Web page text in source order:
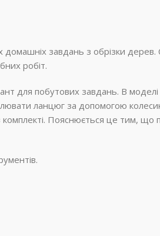
завдань з обрізки дерев.
робіт.
для побутових завдань. В
ланцюг за допомогою
Пояснюється це тим, що